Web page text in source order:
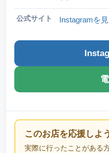
公式サイト Instagramを
このお店を応援しよ
実際に行ったことがある